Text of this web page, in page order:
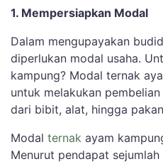
1. Mempersiapkan Modal
Dalam mengupayakan
diperlukan modal usaha.
kampung? Modal ternak
untuk melakukan
dari bibit, alat, hingga
Modal ternak ayam
Menurut pendapat